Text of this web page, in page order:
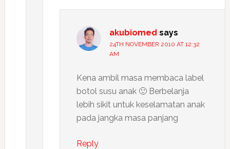
akubiomed says
24TH NOVEMBER 2010 AT 12:32
AM
Kena ambil masa membaca label
botol susu anak 🙂 Berbelanja
lebih sikit untuk keselamatan anak
pada jangka masa panjang
Reply